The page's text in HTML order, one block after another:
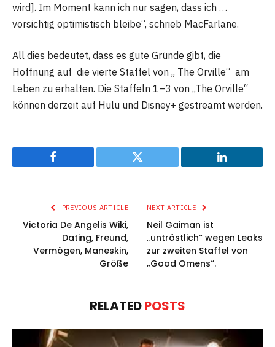
wird]. Im Moment kann ich nur sagen, dass ich …
vorsichtig optimistisch bleibe“, schrieb MacFarlane.
All dies bedeutet, dass es gute Gründe gibt, die
Hoffnung auf die vierte Staffel von „ The Orville“ am
Leben zu erhalten. Die Staffeln 1–3 von „The Orville“
können derzeit auf Hulu und Disney+ gestreamt werden.
Facebook Twitter LinkedIn
PREVIOUS ARTICLE
Victoria De Angelis Wiki,
Dating, Freund,
Vermögen, Maneskin,
Größe
NEXT ARTICLE
Neil Gaiman ist
„untröstlich“ wegen Leaks
zur zweiten Staffel von
„Good Omens“.
RELATEDPOSTS